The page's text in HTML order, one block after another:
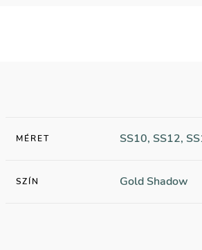
MÉRET SS10, SS12,
SZÍN Gold Shadow